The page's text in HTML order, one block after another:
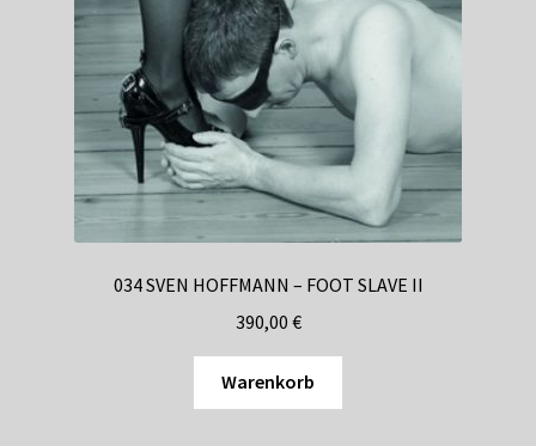
034 SVEN HOFFMANN – FOOT SLAVE II
390,00 €
Warenkorb